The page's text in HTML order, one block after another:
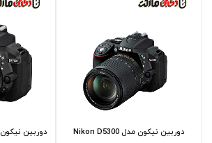
دوربین نیکون مدل Nikon D5300